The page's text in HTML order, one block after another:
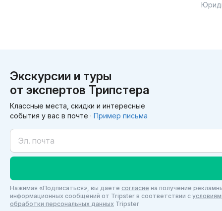
Экскурсии и туры
от экспертов Трипстера
Классные места, скидки и интересные
события у вас в почте · Пример письма
Нажимая «Подписаться», вы даете согласие на получение
информационных сообщений от Tripster в соответствии c
обработки персональных данных Tripster